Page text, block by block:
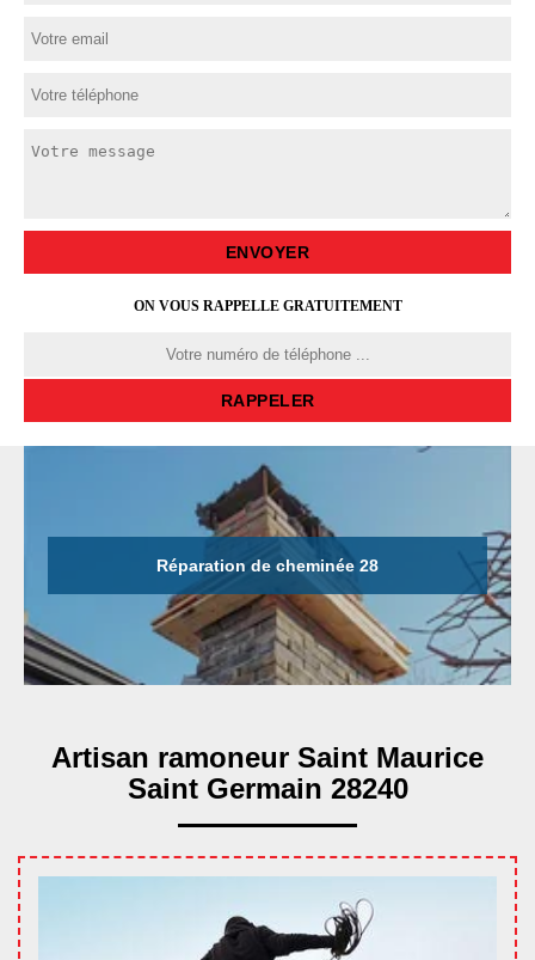
ON VOUS RAPPELLE GRATUITEMENT
Réparation de cheminée 28
Artisan ramoneur Saint Maurice
Saint Germain 28240